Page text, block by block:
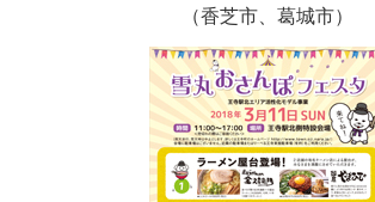
（香芝市、葛城市）